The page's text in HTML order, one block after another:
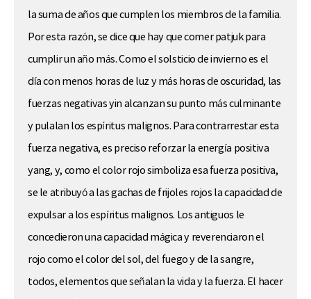
la suma de años que cumplen los miembros de la familia.
Por esta razón, se dice que hay que comer patjuk para
cumplir un año más. Como el solsticio de invierno es el
día con menos horas de luz y más horas de oscuridad, las
fuerzas negativas yin alcanzan su punto más culminante
y pulalan los espíritus malignos. Para contrarrestar esta
fuerza negativa, es preciso reforzar la energía positiva
yang, y, como el color rojo simboliza esa fuerza positiva,
se le atribuyó a las gachas de frijoles rojos la capacidad de
expulsar a los espíritus malignos. Los antiguos le
concedieron una capacidad mágica y reverenciaron el
rojo como el color del sol, del fuego y de la sangre,
todos, elementos que señalan la vida y la fuerza. El hacer